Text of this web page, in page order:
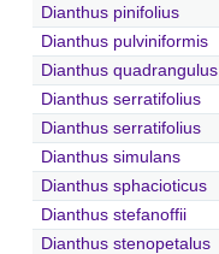
Dianthus pinifolius
Dianthus pulviniformis
Dianthus quadrangulus
Dianthus serratifolius
Dianthus serratifolius
Dianthus simulans
Dianthus sphacioticus
Dianthus stefanoffii
Dianthus stenopetalus